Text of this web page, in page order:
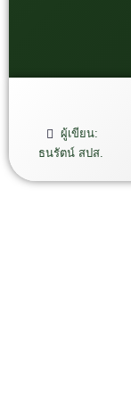
ผู้เขียน:
ธนรัตน์ สปส.